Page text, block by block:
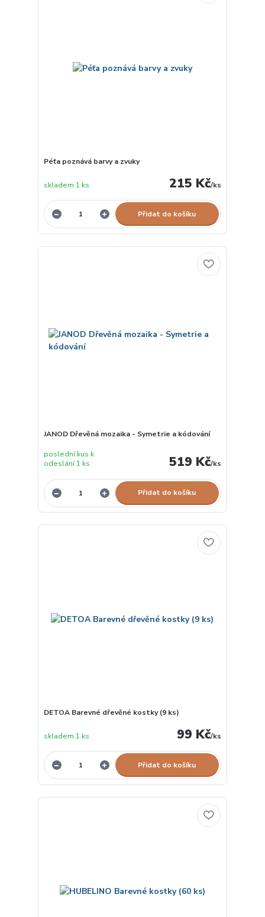
Péťa poznává barvy a zvuky
215 Kč/ks
skladem 1 ks
Přidat do košíku
JANOD Dřevěná mozaika - Symetrie a kódování
519 Kč/ks
poslední kus k
odeslání 1 ks
Přidat do košíku
DETOA Barevné dřevěné kostky (9 ks)
99 Kč/ks
skladem 1 ks
Přidat do košíku